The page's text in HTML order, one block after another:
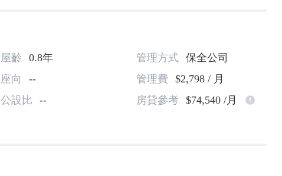
屋齡 0.8年 管理方式
保全公司
座向 -- 管理費
$2,798 / 月
公設比 -- 房貸參考
$74,540 /月